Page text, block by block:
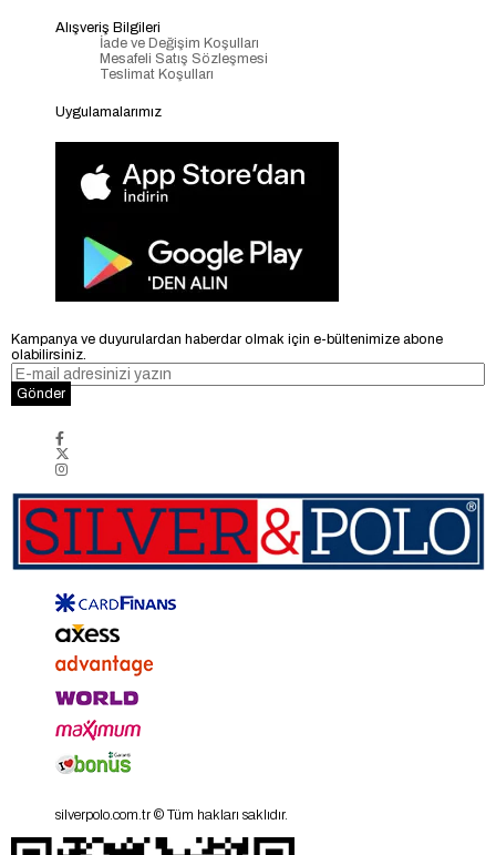
Alışveriş Bilgileri
İade ve Değişim Koşulları
Mesafeli Satış Sözleşmesi
Teslimat Koşulları
Uygulamalarımız
Kampanya ve duyurulardan haberdar olmak için e-bültenimize abone
olabilirsiniz.
Gönder
silverpolo.com.tr © Tüm hakları saklıdır.